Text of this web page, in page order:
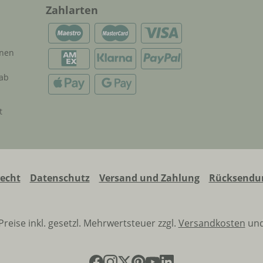
Zahlarten
Datenschutz Versand und Zahlung
inkl. gesetzl. Mehrwertsteuer zzgl. Versandkosten